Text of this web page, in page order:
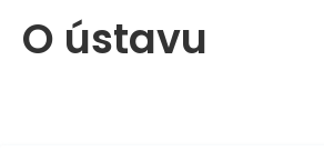
O ústavu